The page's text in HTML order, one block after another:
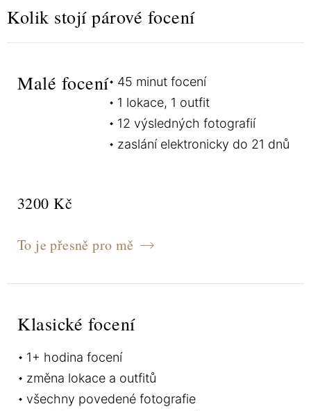
Kolik stojí párové focení
Malé focení
45 minut focení
1 lokace, 1 outfit
12 výsledných fotografií
zaslání elektronicky do 21 dnů
3200 Kč
To je přesně pro mě
Klasické focení
1+ hodina focení
změna lokace a outfitů
všechny povedené fotografie